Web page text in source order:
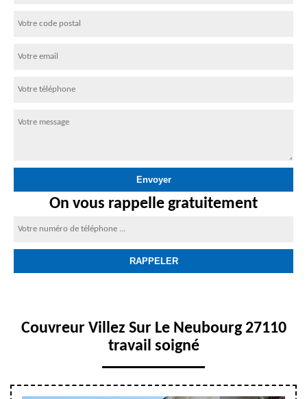
On vous rappelle gratuitement
Couvreur Villez Sur Le Neubourg 27110
travail soigné